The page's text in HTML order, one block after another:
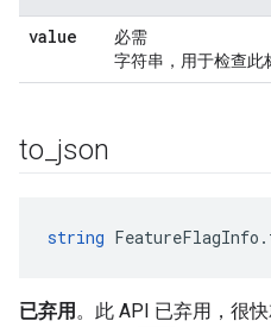
value
必需
字符串，用于检查此
to json
string
已弃用 。此 API 已弃用，很